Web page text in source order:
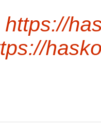
https://